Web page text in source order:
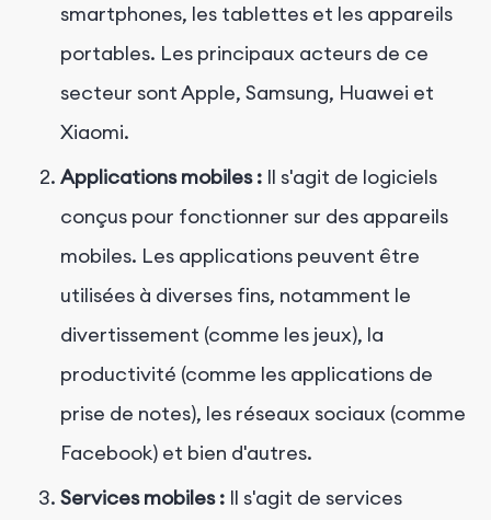
smartphones, les tablettes et les appareils
portables. Les principaux acteurs de ce
secteur sont Apple, Samsung, Huawei et
Xiaomi.
Applications mobiles : Il s'agit de logiciels
conçus pour fonctionner sur des appareils
mobiles. Les applications peuvent être
utilisées à diverses fins, notamment le
divertissement (comme les jeux), la
productivité (comme les applications de
prise de notes), les réseaux sociaux (comme
Facebook) et bien d'autres.
Services mobiles : Il s'agit de services